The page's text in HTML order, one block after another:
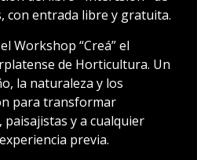
con entrada libre y gratuita.
Workshop “Creá” el
de Horticultura. Un
la naturaleza y los
para transformar
y a cualquier
previa.